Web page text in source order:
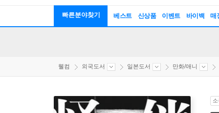
빠른분야찾기 베스트 신상품 이벤트 바이백 매
웰컴 외국도서 일본도서 만화/애니